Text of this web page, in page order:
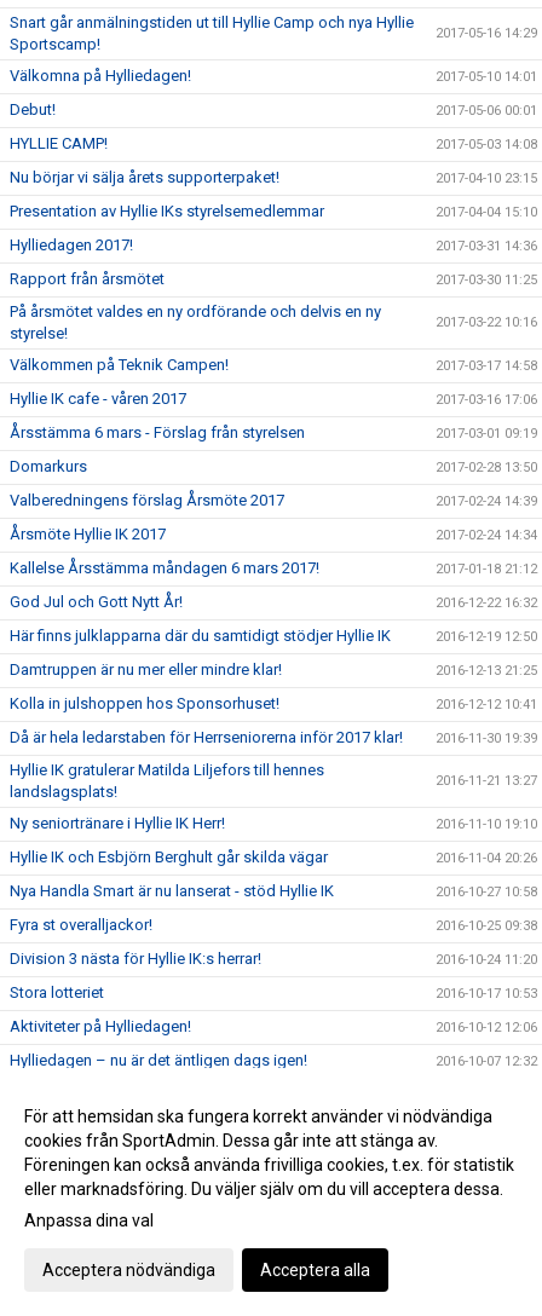
Snart går anmälningstiden ut till Hyllie Camp och nya Hyllie
Sportscamp!
2017-05-16 14:29
Välkomna på Hylliedagen! 2017-05-10 14:01
Debut! 2017-05-06 00:01
HYLLIE CAMP! 2017-05-03 14:08
Nu börjar vi sälja årets supporterpaket! 2017-04-10 23:15
Presentation av Hyllie IKs styrelsemedlemmar 2017-04-04 15:10
Hylliedagen 2017! 2017-03-31 14:36
Rapport från årsmötet 2017-03-30 11:25
På årsmötet valdes en ny ordförande och delvis en ny
styrelse!
2017-03-22 10:16
Välkommen på Teknik Campen! 2017-03-17 14:58
Hyllie IK cafe - våren 2017 2017-03-16 17:06
Årsstämma 6 mars - Förslag från styrelsen 2017-03-01 09:19
Domarkurs 2017-02-28 13:50
Valberedningens förslag Årsmöte 2017 2017-02-24 14:39
Årsmöte Hyllie IK 2017 2017-02-24 14:34
Kallelse Årsstämma måndagen 6 mars 2017! 2017-01-18 21:12
God Jul och Gott Nytt År! 2016-12-22 16:32
Här finns julklapparna där du samtidigt stödjer Hyllie IK 2016-12-19 12:50
Damtruppen är nu mer eller mindre klar! 2016-12-13 21:25
Kolla in julshoppen hos Sponsorhuset! 2016-12-12 10:41
Då är hela ledarstaben för Herrseniorerna inför 2017 klar! 2016-11-30 19:39
Hyllie IK gratulerar Matilda Liljefors till hennes
landslagsplats!
2016-11-21 13:27
Ny seniortränare i Hyllie IK Herr! 2016-11-10 19:10
Hyllie IK och Esbjörn Berghult går skilda vägar 2016-11-04 20:26
Nya Handla Smart är nu lanserat - stöd Hyllie IK 2016-10-27 10:58
Fyra st overalljackor! 2016-10-25 09:38
Division 3 nästa för Hyllie IK:s herrar! 2016-10-24 11:20
Stora lotteriet 2016-10-17 10:53
Aktiviteter på Hylliedagen! 2016-10-12 12:06
Hylliedagen – nu är det äntligen dags igen! 2016-10-07 12:32
Inför MFF - IF Elfsborg i U21-slutspelet! 2016-08-30 10:40
Finbesök på Hyllie IP igen! 2016-08-28 21:40
Framgångar i Borgeby Cup! 2016-08-15 12:55
MFF startuppställning
U21-MFF vs IFK Göteborg på Hyllie IP!
För att hemsidan ska fungera korrekt använder vi nödvändiga
cookies från SportAdmin. Dessa går inte att stänga av.
Föreningen kan också använda frivilliga cookies, t.ex. för statistik
eller marknadsföring. Du väljer själv om du vill acceptera dessa.
Anpassa dina val
Acceptera nödvändiga Acceptera alla